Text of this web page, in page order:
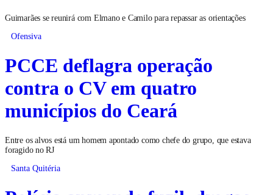
Guimarães se reunirá com Elmano e Camilo para repassar as orientações
Ofensiva
PCCE deflagra operação
contra o CV em quatro
municípios do Ceará
Entre os alvos está um homem apontado como chefe do grupo, que estava
foragido no RJ
Santa Quitéria